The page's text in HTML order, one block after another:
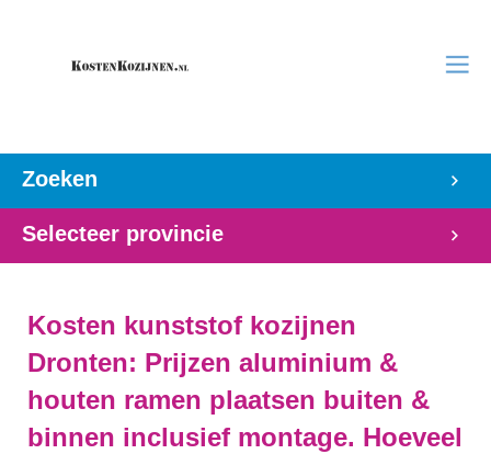
Zoeken
Selecteer provincie
Kosten kunststof kozijnen
Dronten: Prijzen aluminium &
houten ramen plaatsen buiten &
binnen inclusief montage. Hoeveel